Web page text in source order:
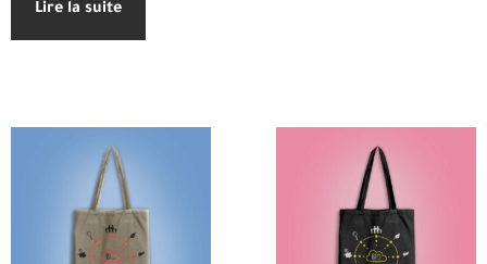
Lire la suite